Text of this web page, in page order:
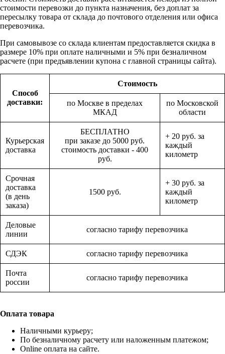
стоимости перевозки до пункта назначения, без доплат за
пересылку товара от склада до почтового отделения или офиса
перевозчика.
При самовывозе со склада клиентам предоставляется скидка в
размере 10% при оплате наличными и 5% при безналичном
расчете (при предъявлении купона с главной страницы сайта).
Способ
доставки:
Стоимость
по Москве в пределах
МКАД
по Московской
области
Курьерская
доставка
БЕСПЛАТНО
при заказе до 5000 руб.
стоимость доставки - 400
руб.
+ 20 руб. за
каждый
километр
Срочная
доставка
(в день
заказа)
1500 руб.
+ 30 руб. за
каждый
километр
Деловые
линии
согласно тарифу перевозчика
СДЭК согласно тарифу перевозчика
Почта
россии
согласно тарифу перевозчика
Оплата товара
Наличными курьеру;
По безналичному расчету или наложенным платежом;
Online оплата на сайте.